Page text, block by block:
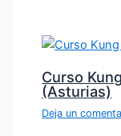
Curso
(Asturias)
Deja un